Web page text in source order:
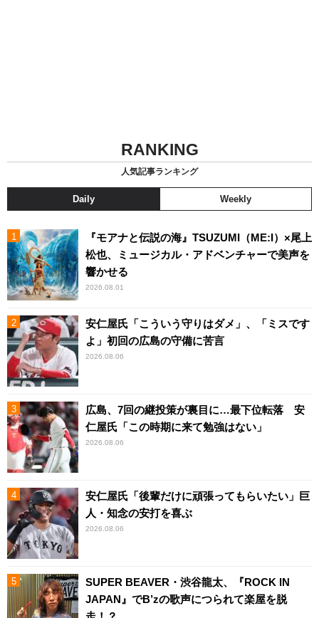
RANKING
人気記事ランキング
Daily Weekly
『モアナと伝説の海』TSUZUMI（ME:I）×尾上
松也、ミュージカル・アドベンチャーで美声を
響かせる
2026.08.01
安仁屋氏「こういう守りはダメ」、「ミスです
よ」初回の広島の守備に苦言
2026.08.06
広島、7回の継投策が裏目に…最下位転落 安
仁屋氏「この時期に来て勉強はない」
2026.08.06
安仁屋氏「後輩だけに頑張ってもらいたい」巨
人・知念の安打を喜ぶ
2026.08.06
SUPER BEAVER・渋谷龍太、『ROCK IN
JAPAN』でB’zの歌声につられて楽屋を脱